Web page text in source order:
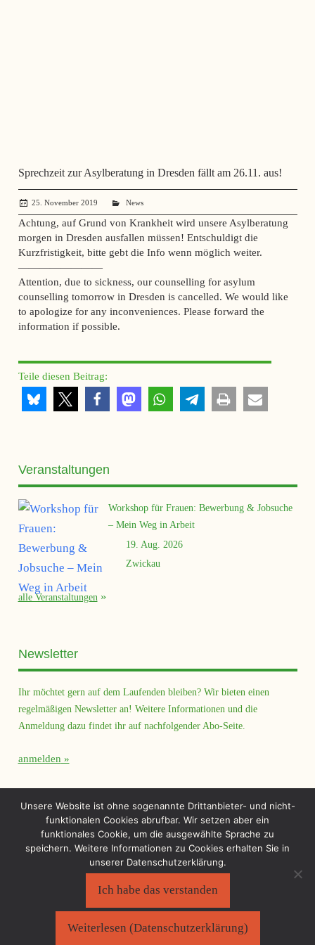
Sprechzeit zur Asylberatung in Dresden fällt am 26.11. aus!
25. November 2019 administrator
News
Achtung, auf Grund von Krankheit wird unsere Asylberatung
morgen in Dresden ausfallen müssen! Entschuldigt die
Kurzfristigkeit, bitte gebt die Info wenn möglich weiter.
————————
Attention, due to sickness, our counselling for asylum
counselling tomorrow in Dresden is cancelled. We would like
to apologize for any inconveniences. Please forward the
information if possible.
Teile diesen Beitrag:
Veranstaltungen
Workshop für Frauen: Bewerbung & Jobsuche
– Mein Weg in Arbeit
19. Aug. 2026
Zwickau
alle Veranstaltungen
Newsletter
Ihr möchtet gern auf dem Laufenden bleiben? Wir bieten einen
regelmäßigen Newsletter an! Weitere Informationen und die
Anmeldung dazu findet ihr auf nachfolgender Abo-Seite.
anmelden
Unsere Website ist ohne sogenannte Drittanbieter- und nicht-
funktionalen Cookies abrufbar. Wir setzen aber ein
funktionales Cookie, um die ausgewählte Sprache zu
speichern. Weitere Informationen zu Cookies erhalten Sie in
unserer Datenschutzerklärung.
Ich habe das verstanden
Weiterlesen (Datenschutzerklärung)